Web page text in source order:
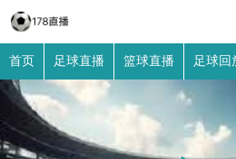
首页 足球直播 篮球直播 足球回